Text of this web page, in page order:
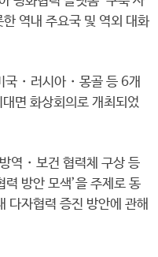
역내 주요국 및 역외 대화
・러시아・몽골 등 6개
면 화상회의로 개최되었
역・보건 협력체 구상 등
방안 모색’을 주제로 동
다자협력 증진 방안에 관해